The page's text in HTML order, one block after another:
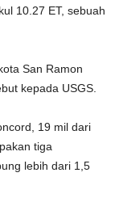
10.27 ET, sebuah
San Ramon
kepada USGS.
19 mil dari
tiga
lebih dari 1,5